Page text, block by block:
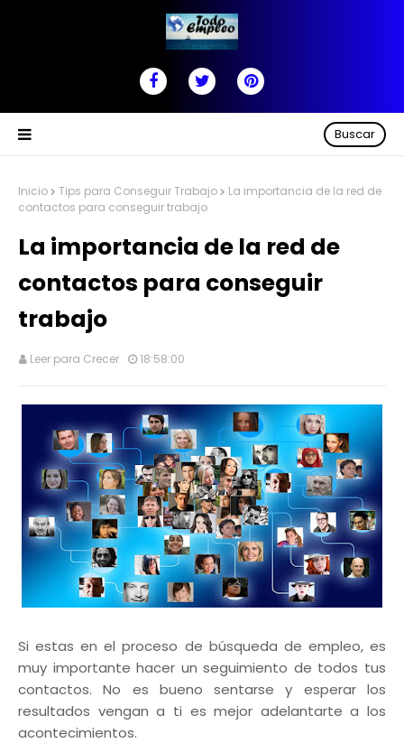
Buscar
Inicio Tips para Conseguir Trabajo
La importancia de la red de
contactos para conseguir trabajo
La importancia de la red de
contactos para conseguir
trabajo
Leer para Crecer 18:58:00
Si estas en el proceso de búsqueda de empleo, es
muy importante hacer un seguimiento de todos tus
contactos. No es bueno sentarse y esperar los
resultados vengan a ti es mejor adelantarte a los
acontecimientos.